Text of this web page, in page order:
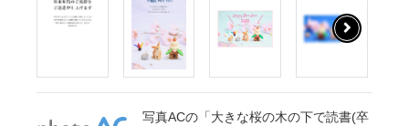
写真ACの「大きな桜の木の下で読書(卒